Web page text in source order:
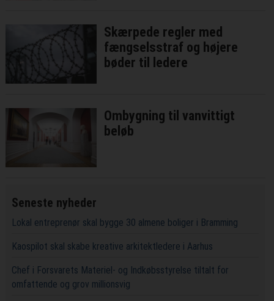
Skærpede regler med
fængselsstraf og højere
bøder til ledere
Ombygning til vanvittigt
beløb
Seneste nyheder
Lokal entreprenør skal bygge 30 almene boliger i Bramming
Kaospilot skal skabe kreative arkitektledere i Aarhus
Chef i Forsvarets Materiel- og Indkøbsstyrelse tiltalt for
omfattende og grov millionsvig